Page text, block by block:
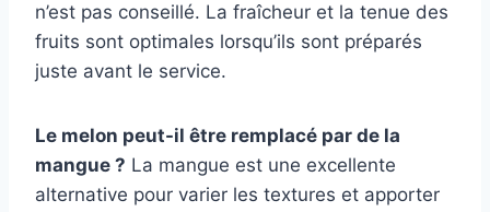
n’est pas conseillé. La fraîcheur et la tenue des
fruits sont optimales lorsqu’ils sont préparés
juste avant le service.
Le melon peut-il être remplacé par de la
mangue ? La mangue est une excellente
alternative pour varier les textures et apporter